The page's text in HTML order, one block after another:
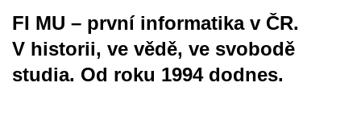
FI MU – první informatika v ČR.
V historii, ve vědě, ve svobodě
studia. Od roku 1994 dodnes.